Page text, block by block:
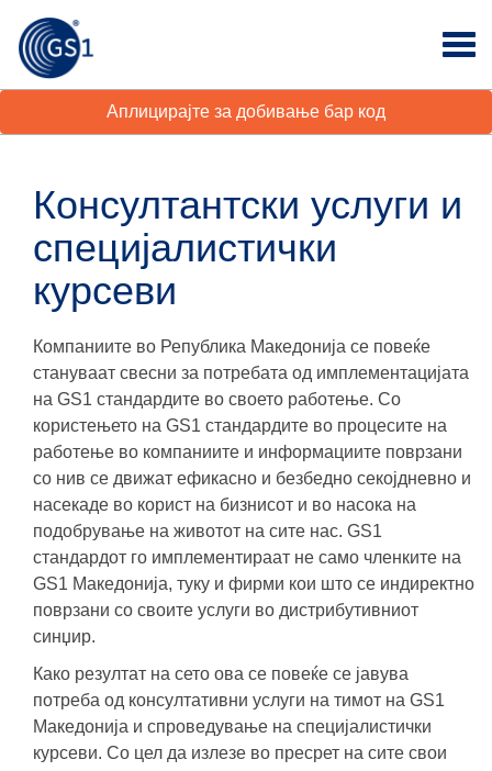
Аплицирајте за добивање бар код
Консултантски услуги и
специјалистички
курсеви
Компаниите во Република Македонија се повеќе
стануваат свесни за потребата од имплементацијата
на GS1 стандардите во своето работење. Со
користењето на GS1 стандардите во процесите на
работење во компаниите и информациите поврзани
со нив се движат ефикасно и безбедно секојдневно и
насекаде во корист на бизнисот и во насока на
подобрување на животот на сите нас. GS1
стандардот го имплементираат не само членките на
GS1 Македонија, туку и фирми кои што се индиректно
поврзани со своите услуги во дистрибутивниот
синџир.
Како резултат на сето ова се повеќе се јавува
потреба од консултативни услуги на тимот на GS1
Mакедонија и спроведување на специјалистички
курсеви. Со цел да излезе во пресрет на сите свои